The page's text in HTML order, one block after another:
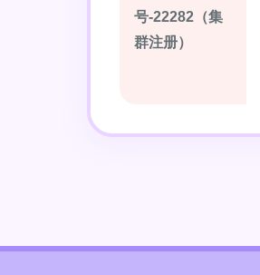
号-22282（集
群注册）